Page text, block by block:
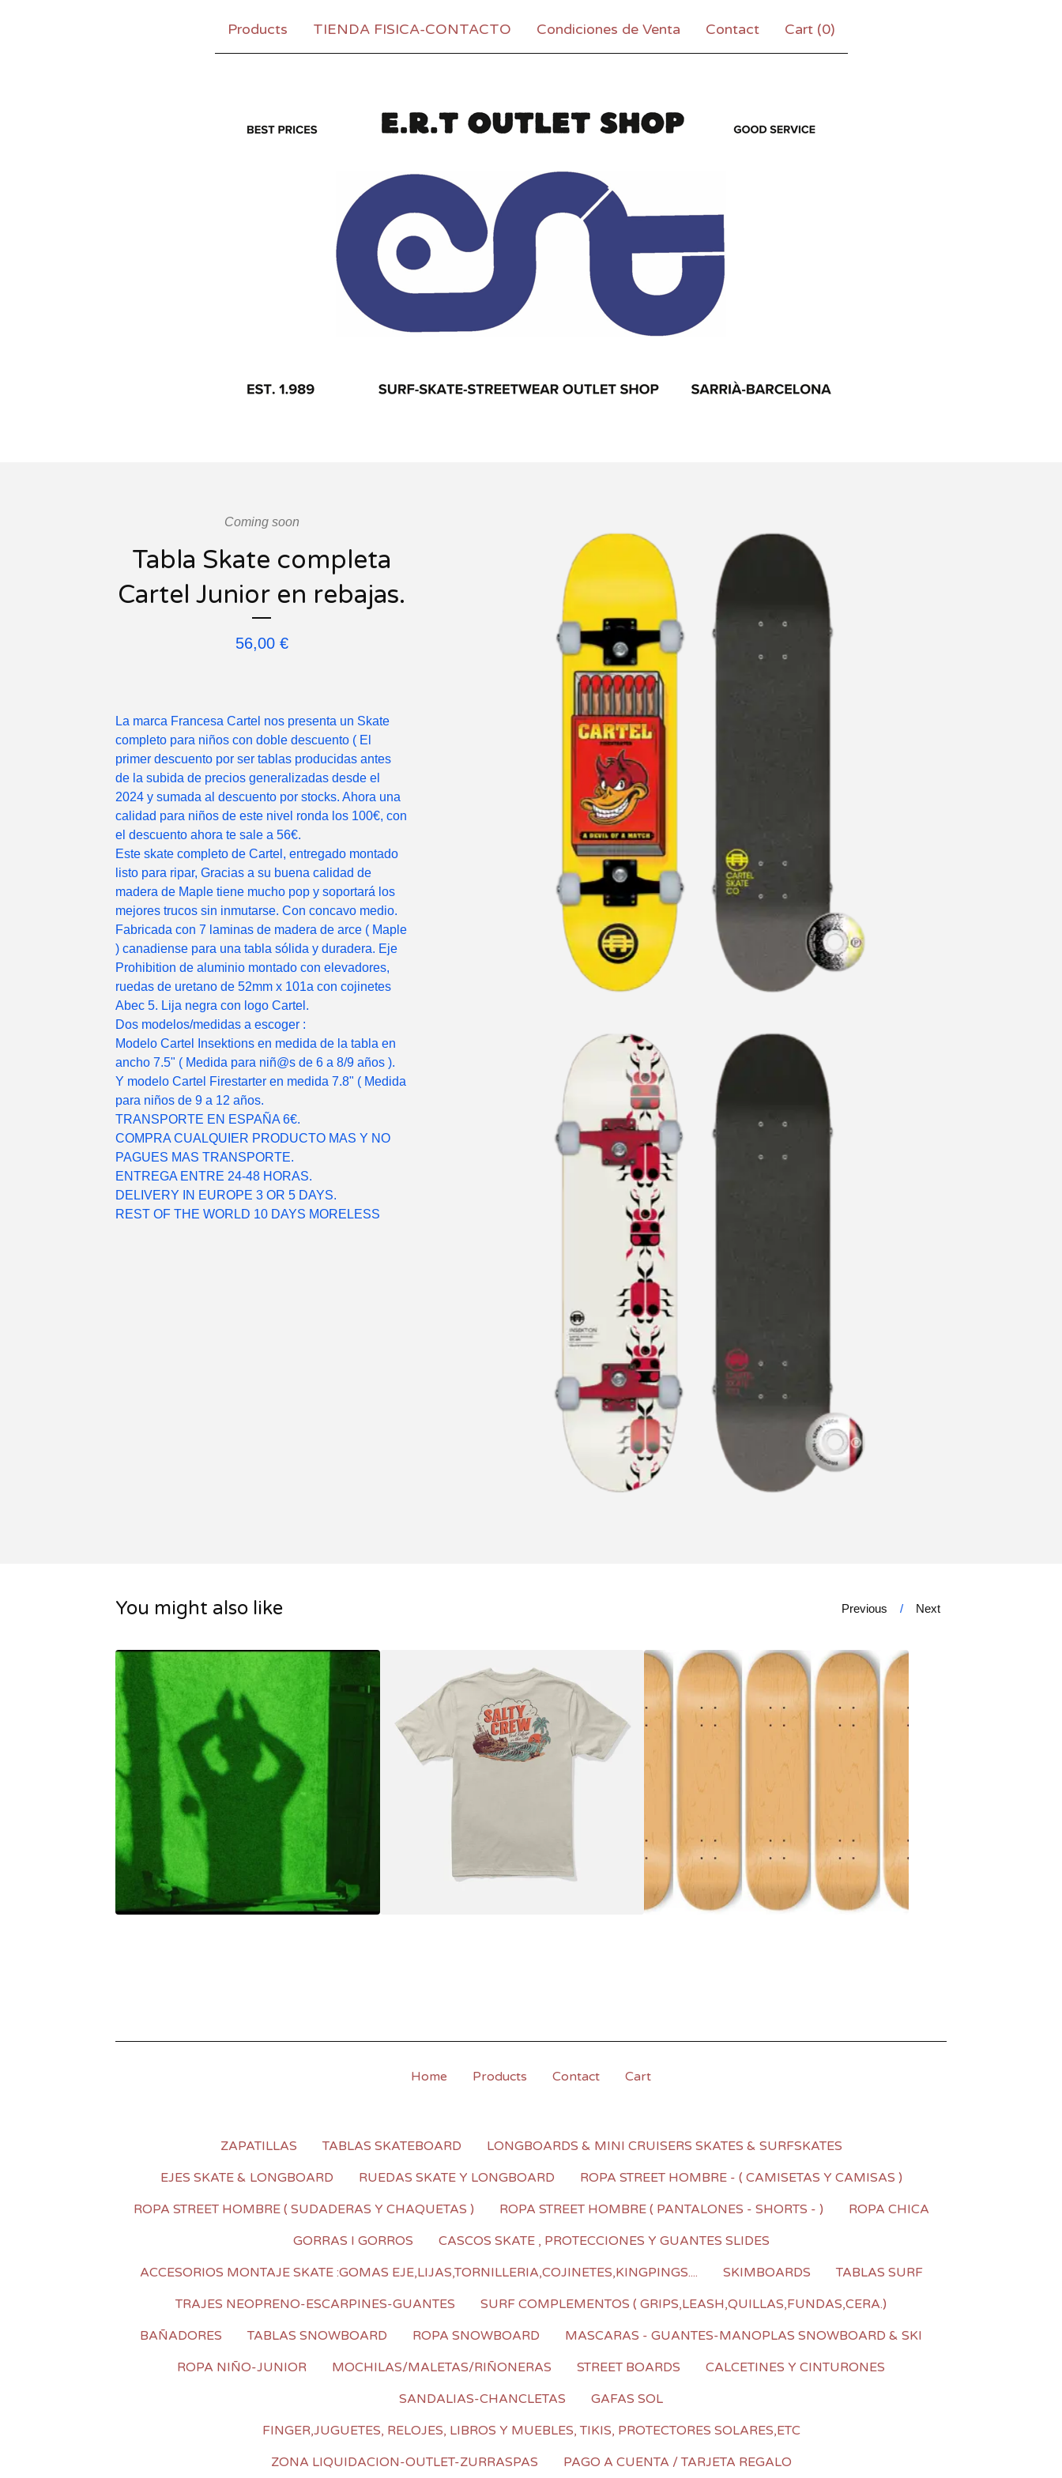
Products TIENDA FISICA-CONTACTO Condiciones de Venta Contact Cart (0)
Coming soon
Tabla Skate completa
Cartel Junior en rebajas.
56,00 €
La marca Francesa Cartel nos presenta un Skate
completo para niños con doble descuento ( El
primer descuento por ser tablas producidas antes
de la subida de precios generalizadas desde el
2024 y sumada al descuento por stocks. Ahora una
calidad para niños de este nivel ronda los 100€, con
el descuento ahora te sale a 56€.
Este skate completo de Cartel, entregado montado
listo para ripar, Gracias a su buena calidad de
madera de Maple tiene mucho pop y soportará los
mejores trucos sin inmutarse. Con concavo medio.
Fabricada con 7 laminas de madera de arce ( Maple
) canadiense para una tabla sólida y duradera. Eje
Prohibition de aluminio montado con elevadores,
ruedas de uretano de 52mm x 101a con cojinetes
Abec 5. Lija negra con logo Cartel.
Dos modelos/medidas a escoger :
Modelo Cartel Insektions en medida de la tabla en
ancho 7.5" ( Medida para niñ@s de 6 a 8/9 años ).
Y modelo Cartel Firestarter en medida 7.8" ( Medida
para niños de 9 a 12 años.
TRANSPORTE EN ESPAÑA 6€.
COMPRA CUALQUIER PRODUCTO MAS Y NO
PAGUES MAS TRANSPORTE.
ENTREGA ENTRE 24-48 HORAS.
DELIVERY IN EUROPE 3 OR 5 DAYS.
REST OF THE WORLD 10 DAYS MORELESS
You might also like Previous Next
Home Products Contact Cart
ZAPATILLAS TABLAS SKATEBOARD
LONGBOARDS & MINI CRUISERS SKATES & SURFSKATES
EJES SKATE & LONGBOARD
RUEDAS SKATE Y LONGBOARD
ROPA STREET HOMBRE - ( CAMISETAS Y CAMISAS )
ROPA STREET HOMBRE ( SUDADERAS Y CHAQUETAS )
ROPA STREET HOMBRE ( PANTALONES - SHORTS - )
ROPA CHICA
GORRAS I GORROS
CASCOS SKATE , PROTECCIONES Y GUANTES SLIDES
ACCESORIOS MONTAJE SKATE :GOMAS EJE,LIJAS,TORNILLERIA,COJINETES,KINGPINGS....
SKIMBOARDS
TABLAS SURF
TRAJES NEOPRENO-ESCARPINES-GUANTES
SURF COMPLEMENTOS ( GRIPS,LEASH,QUILLAS,FUNDAS,CERA.)
BAÑADORES
TABLAS SNOWBOARD ROPA SNOWBOARD
MASCARAS - GUANTES-MANOPLAS SNOWBOARD & SKI
ROPA NIÑO-JUNIOR
MOCHILAS/MALETAS/RIÑONERAS STREET BOARDS
CALCETINES Y CINTURONES
SANDALIAS-CHANCLETAS
GAFAS SOL
FINGER,JUGUETES, RELOJES, LIBROS Y MUEBLES, TIKIS, PROTECTORES SOLARES,ETC
ZONA LIQUIDACION-OUTLET-ZURRASPAS
PAGO A CUENTA / TARJETA REGALO